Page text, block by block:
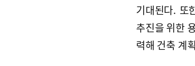
기대된다. 또
추진을 위한
력해 건축 계